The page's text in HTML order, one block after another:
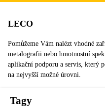
LECO
Pomůžeme Vám nalézt vhodné
metalografii nebo hmotnostní
aplikační podporu a servis, který
na nejvyšší možné úrovni.
Tagy